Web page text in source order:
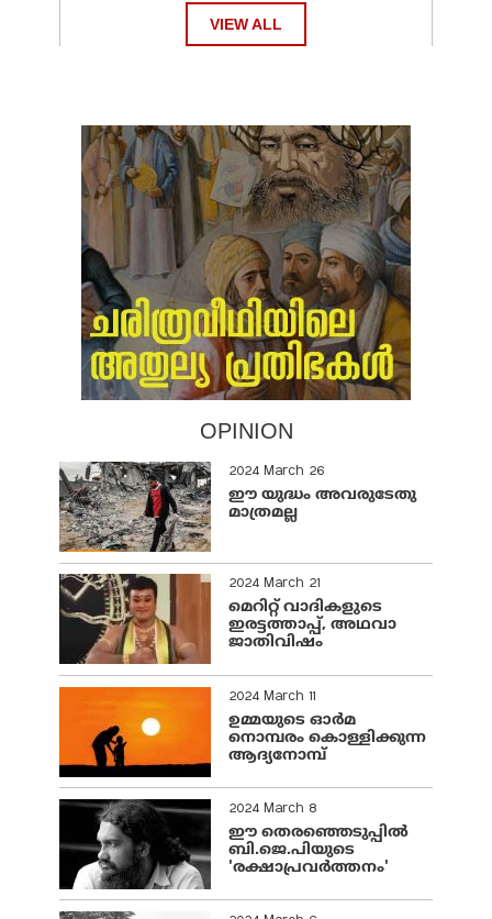
VIEW ALL
OPINION
2024 March 26
ഈ യുദ്ധം അവരുടേതു
മാത്രമല്ല
2024 March 21
മെറിറ്റ് വാദികളുടെ
ഇരട്ടത്താപ്പ്, അഥവാ
ജാതിവിഷം
2024 March 11
ഉമ്മയുടെ ഓർമ
നൊമ്പരം കൊള്ളിക്കുന്ന
ആദ്യനോമ്പ്
2024 March 8
ഈ തെരഞ്ഞെടുപ്പില്‍
ബി.ജെ.പിയുടെ
'രക്ഷാപ്രവര്‍ത്തനം'